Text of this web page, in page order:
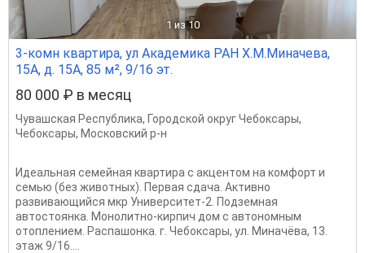
1 из 10
3-комн квартира, ул Академика РАН Х.М.Миначева,
15А, д. 15А, 85 м², 9/16 эт.
80 000 ₽ в месяц
Чувашская Республика, Городской округ Чебоксары,
Чебоксары, Московский р-н
Идеальная семейная квартира с акцентом на комфорт и
семью (без животных). Первая сдача. Активно
развивающийся мкр Университет-2. Подземная
автостоянка. Монолитно-кирпич дом с автономным
отоплением. Распашонка. г. Чебоксары, ул. Миначёва, 13.
этаж 9/16....